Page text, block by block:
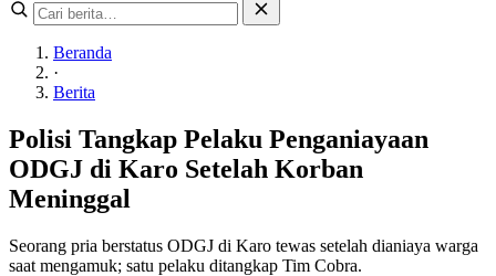
Beranda
·
Berita
Polisi Tangkap Pelaku Penganiayaan
ODGJ di Karo Setelah Korban
Meninggal
Seorang pria berstatus ODGJ di Karo tewas setelah dianiaya warga
saat mengamuk; satu pelaku ditangkap Tim Cobra.